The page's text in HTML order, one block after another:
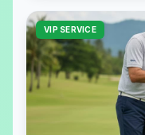
VIP SERVICE